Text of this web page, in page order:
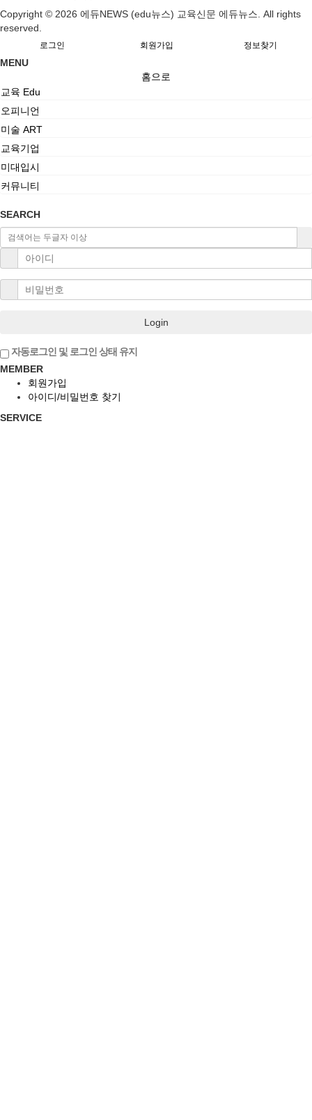
Copyright © 2026 에듀NEWS (edu뉴스) 교육신문 에듀뉴스. All rights
reserved.
로그인 회원가입 정보찾기
MENU
홈으로
교육 Edu
오피니언
미술 ART
교육기업
미대입시
커뮤니티
SEARCH
Login
자동로그인 및 로그인 상태 유지
MEMBER
회원가입
아이디/비밀번호 찾기
SERVICE